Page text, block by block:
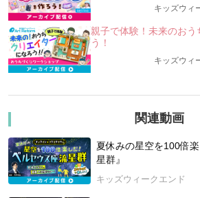
【今回の講座概要】
★今日の星空を楽しもう！
★暦はどうやって決めているの？宇宙と
暦から、今の暦までを知ろう！
★普段はあまり縁のない「暦・二十四節
キッズウィ
親子で体験！未来のお
う！
キッズウィ
関連動画
夏休みの星空を100倍
星群』
キッズウィークエンド